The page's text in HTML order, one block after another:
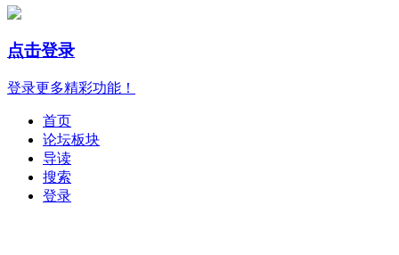
点击登录
登录更多精彩功能！
首页
论坛板块
导读
搜索
登录